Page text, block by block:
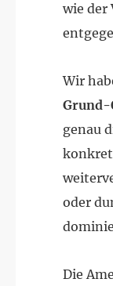
wie der
Wir
Grund-
genau
oder
Die